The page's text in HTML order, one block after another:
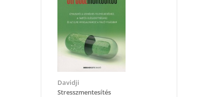
Davidji
​Stresszmentesítés